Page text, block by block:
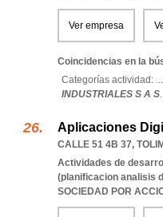
Ver empresa
Coincidencias en la
Categorías actividad: ...
INDUSTRIALES S A S
Aplicaciones
CALLE 51 4B 37,
Actividades de
(planificacion analisis
SOCIEDAD POR